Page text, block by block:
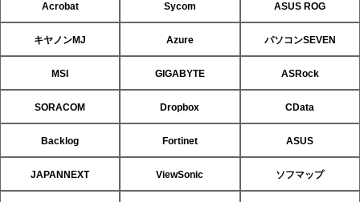
Acrobat Sycom ASUS ROG
キヤノンMJ Azure パソコンSEVEN
MSI GIGABYTE ASRock
SORACOM Dropbox CData
Backlog Fortinet ASUS
JAPANNEXT ViewSonic ソフマップ